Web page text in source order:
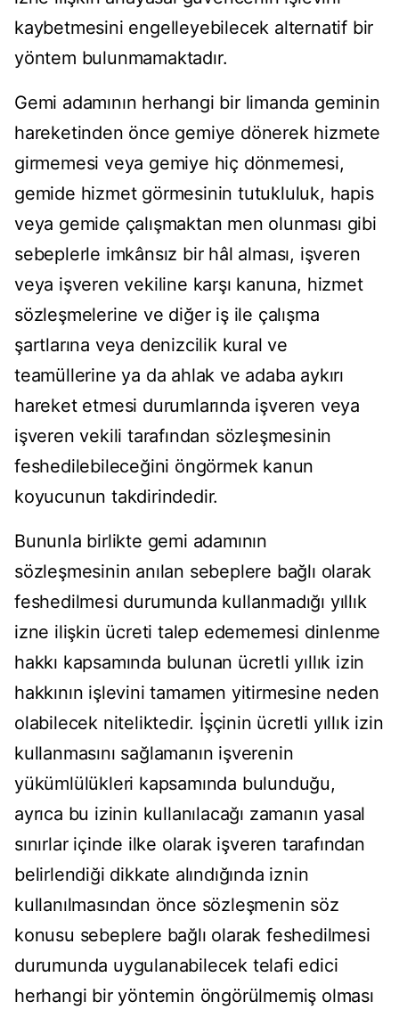
kaybetmesini engelleyebilecek alternatif bir
yöntem bulunmamaktadır.
Gemi adamının herhangi bir limanda geminin
hareketinden önce gemiye dönerek hizmete
girmemesi veya gemiye hiç dönmemesi,
gemide hizmet görmesinin tutukluluk, hapis
veya gemide çalışmaktan men olunması gibi
sebeplerle imkânsız bir hâl alması, işveren
veya işveren vekiline karşı kanuna, hizmet
sözleşmelerine ve diğer iş ile çalışma
şartlarına veya denizcilik kural ve
teamüllerine ya da ahlak ve adaba aykırı
hareket etmesi durumlarında işveren veya
işveren vekili tarafından sözleşmesinin
feshedilebileceğini öngörmek kanun
koyucunun takdirindedir.
Bununla birlikte gemi adamının
sözleşmesinin anılan sebeplere bağlı olarak
feshedilmesi durumunda kullanmadığı yıllık
izne ilişkin ücreti talep edememesi dinlenme
hakkı kapsamında bulunan ücretli yıllık izin
hakkının işlevini tamamen yitirmesine neden
olabilecek niteliktedir. İşçinin ücretli yıllık izin
kullanmasını sağlamanın işverenin
yükümlülükleri kapsamında bulunduğu,
ayrıca bu izinin kullanılacağı zamanın yasal
sınırlar içinde ilke olarak işveren tarafından
belirlendiği dikkate alındığında iznin
kullanılmasından önce sözleşmenin söz
konusu sebeplere bağlı olarak feshedilmesi
durumunda uygulanabilecek telafi edici
herhangi bir yöntemin öngörülmemiş olması